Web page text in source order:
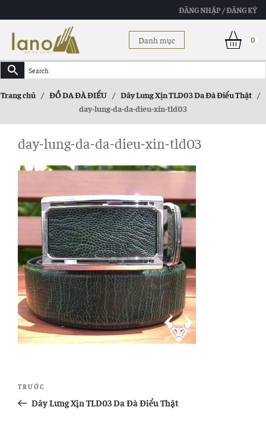
ĐĂNG NHẬP / ĐĂNG KÝ
Danh mục 0
Trang chủ / ĐỒ DA ĐÀ ĐIỂU / Dây Lưng Xịn TLD03 Da Đà Điểu Thật /
day-lung-da-da-dieu-xin-tld03
day-lung-da-da-dieu-xin-tld03
Điều
hướng
Bài
cũ
TRƯỚC
Dây Lưng Xịn TLD03 Da Đà Điểu Thật